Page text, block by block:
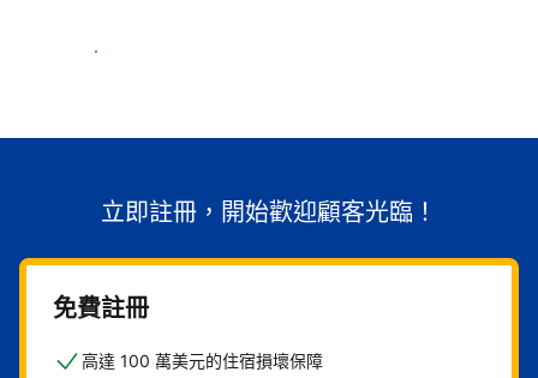
開始迎接住客
立即註冊，開始歡迎顧客光臨！
免費註冊
高達 100 萬美元的住宿損壞保障